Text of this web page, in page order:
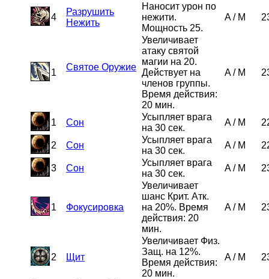
4
Разрушить
Нежить
Наносит урон по
нежити.
Мощность 25.
A/ M
1
Святое Оружие
Увеличивает
атаку святой
магии на 20.
Действует на
членов группы.
Время действия:
20 мин.
A/ M
1 Сон
Усыпляет врага
на 30 сек.
A/ M
2 Сон
Усыпляет врага
на 30 сек.
A/ M
3 Сон
Усыпляет врага
на 30 сек.
A/ M
1 Фокусировка
Увеличивает
шанс Крит. Атк.
на 20%. Время
действия: 20
мин.
A/ M
2 Щит
Увеличивает Физ.
Защ. на 12%.
Время действия:
20 мин.
A/ M